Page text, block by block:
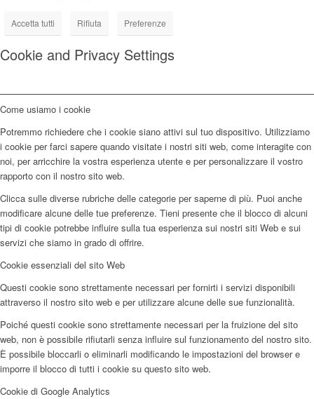
Accetta tutti Rifiuta Preferenze
Cookie and Privacy Settings
Come usiamo i cookie
Potremmo richiedere che i cookie siano attivi sul tuo dispositivo. Utilizziamo
i cookie per farci sapere quando visitate i nostri siti web, come interagite con
noi, per arricchire la vostra esperienza utente e per personalizzare il vostro
rapporto con il nostro sito web.
Clicca sulle diverse rubriche delle categorie per saperne di più. Puoi anche
modificare alcune delle tue preferenze. Tieni presente che il blocco di alcuni
tipi di cookie potrebbe influire sulla tua esperienza sui nostri siti Web e sui
servizi che siamo in grado di offrire.
Cookie essenziali del sito Web
Questi cookie sono strettamente necessari per fornirti i servizi disponibili
attraverso il nostro sito web e per utilizzare alcune delle sue funzionalità.
Poiché questi cookie sono strettamente necessari per la fruizione del sito
web, non è possibile rifiutarli senza influire sul funzionamento del nostro sito.
È possibile bloccarli o eliminarli modificando le impostazioni del browser e
imporre il blocco di tutti i cookie su questo sito web.
Cookie di Google Analytics